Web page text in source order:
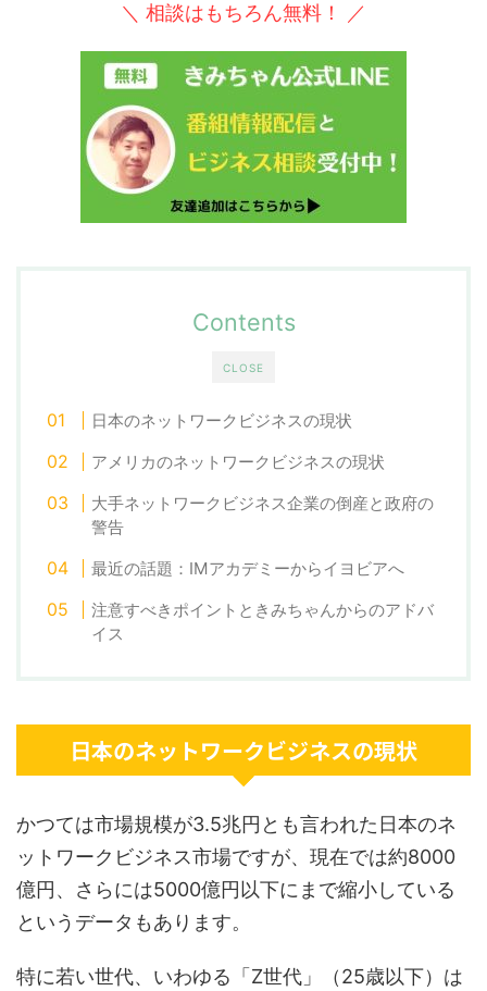
＼ 相談はもちろん無料！ ／
CLOSE
Contents
日本のネットワークビジネスの現状
アメリカのネットワークビジネスの現状
大手ネットワークビジネス企業の倒産と政府の
警告
最近の話題：IMアカデミーからイヨビアへ
注意すべきポイントときみちゃんからのアドバ
イス
日本のネットワークビジネスの現状
かつては市場規模が3.5兆円とも言われた日本のネ
ットワークビジネス市場ですが、現在では約8000
億円、さらには5000億円以下にまで縮小している
というデータもあります。
特に若い世代、いわゆる「Z世代」（25歳以下）は